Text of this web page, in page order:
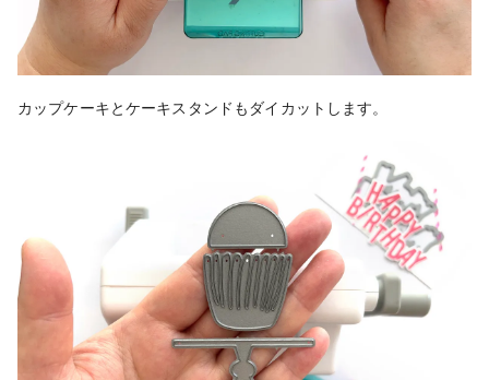
カップケーキとケーキスタンドもダイカットします。